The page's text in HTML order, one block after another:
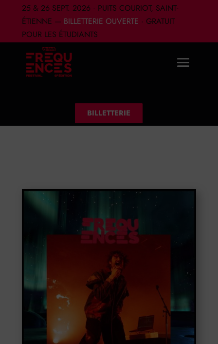
25 & 26 SEPT. 2026 · PUITS COURIOT, SAINT-
ÉTIENNE — BILLETTERIE OUVERTE · GRATUIT
POUR LES ÉTUDIANTS
BILLETTERIE